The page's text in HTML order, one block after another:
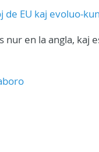
de EU kaj evoluo-
en la angla, kaj